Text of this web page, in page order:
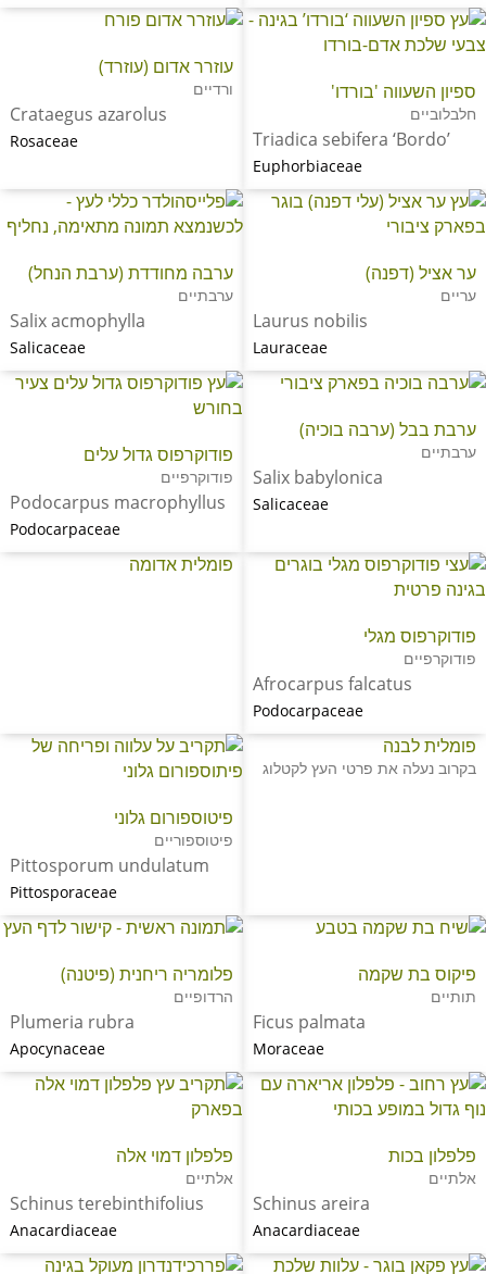
ספיון השעווה 'בורדו'
חלבלוביים
Triadica sebifera ‘Bordo’
Euphorbiaceae
עוזרר אדום (עוזרד)
ורדיים
Crataegus azarolus
Rosaceae
ער אציל (דפנה)
עריים
Laurus nobilis
Lauraceae
ערבה מחודדת (ערבת הנחל)
ערבתיים
Salix acmophylla
Salicaceae
ערבת בבל (ערבה בוכיה)
ערבתיים
Salix babylonica
Salicaceae
פודוקרפוס גדול עלים
פודוקרפיים
Podocarpus macrophyllus
Podocarpaceae
פודוקרפוס מגלי
פודוקרפיים
Afrocarpus falcatus
Podocarpaceae
פומלית אדומה
פומלית לבנה
בקרוב נעלה את פרטי העץ לקטלוג
פיטוספורום גלוני
פיטוספוריים
Pittosporum undulatum
Pittosporaceae
פיקוס בת שקמה
תותיים
Ficus palmata
Moraceae
פלומריה ריחנית (פיטנה)
הרדופיים
Plumeria rubra
Apocynaceae
פלפלון בכות
אלתיים
Schinus areira
Anacardiaceae
פלפלון דמוי אלה
אלתיים
Schinus terebinthifolius
Anacardiaceae